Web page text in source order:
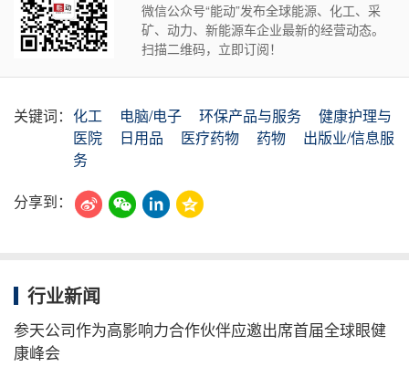
微信公众号“能动”发布全球能源、化工、采
矿、动力、新能源车企业最新的经营动态。
扫描二维码，立即订阅！
关键词： 化工 电脑/电子 环保产品与服务
健康护理与
医院
日用品 医疗药物 药物
出版业/信息服
务
分享到：
行业新闻
参天公司作为高影响力合作伙伴应邀出席首届全球眼健
康峰会